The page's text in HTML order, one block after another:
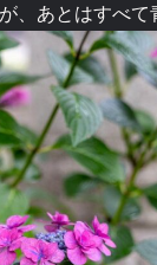
、あとはすべて